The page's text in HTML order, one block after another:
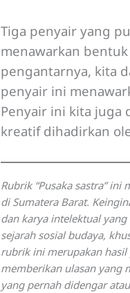
Tiga penyair yang
menawarkan
pengantarnya, kita
penyair ini
Penyair ini kita juga
kreatif dihadirkan
Rubrik “Pusaka sastra”
di Sumatera Barat.
dan karya intelektual
sejarah sosial budaya,
rubrik ini merupakan hasil
memberikan ulasan yang
yang pernah didengar